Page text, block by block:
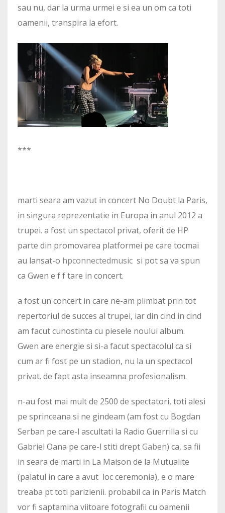
sau nu, dar la urma urmei e si ea un om ca toti
oamenii, transpira la efort.
***
marti seara am vazut in concert No Doubt la Paris,
in singura reprezentatie in Europa in anul 2012 a
trupei. a fost un spectacol privat, oferit de HP
parte din promovarea platformei pe care tocmai
au lansat-o hpconnectedmusic si pot sa va spun
ca Gwen e f f tare in concert.
a fost un concert in care ne-am plimbat prin tot
repertoriul de succes al trupei, iar din cind in cind
am facut cunostinta cu piesele noului album.
Gwen are energie si si-a facut spectacolul ca si
cum ar fi fost pe un stadion, nu la un spectacol
privat. de fapt asta inseamna profesionalism.
n-au fost mai mult de 2500 de spectatori, toti alesi
pe sprinceana si ne gindeam (am fost cu Bogdan
Serban pe care-l ascultati la Radio Guerrilla si cu
Gabriel Oana pe care-l stiti dreptGaben) ca, sa fii
in seara de marti in La Maison de la Mutualite
(palatul in care a avut loc ceremonia), e o mare
treaba pt toti parizienii. probabil ca in Paris Match
vor fi saptamina viitoare fotografii cu oamenii